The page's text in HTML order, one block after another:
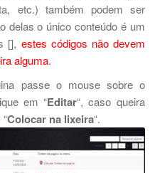
etc.) também podem ser
delas o único conteúdo é um
[], estes códigos não devem
alguma.
passe o mouse sobre o
em “Editar“, caso queira
Colocar na lixeira“.